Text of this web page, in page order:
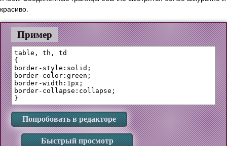
красиво.
Пример
table, th, td
{
border-style:solid;
border-color:green;
border-width:1px;
border-collapse:collapse;
Попробовать в редакторе
Быстрый просмотр